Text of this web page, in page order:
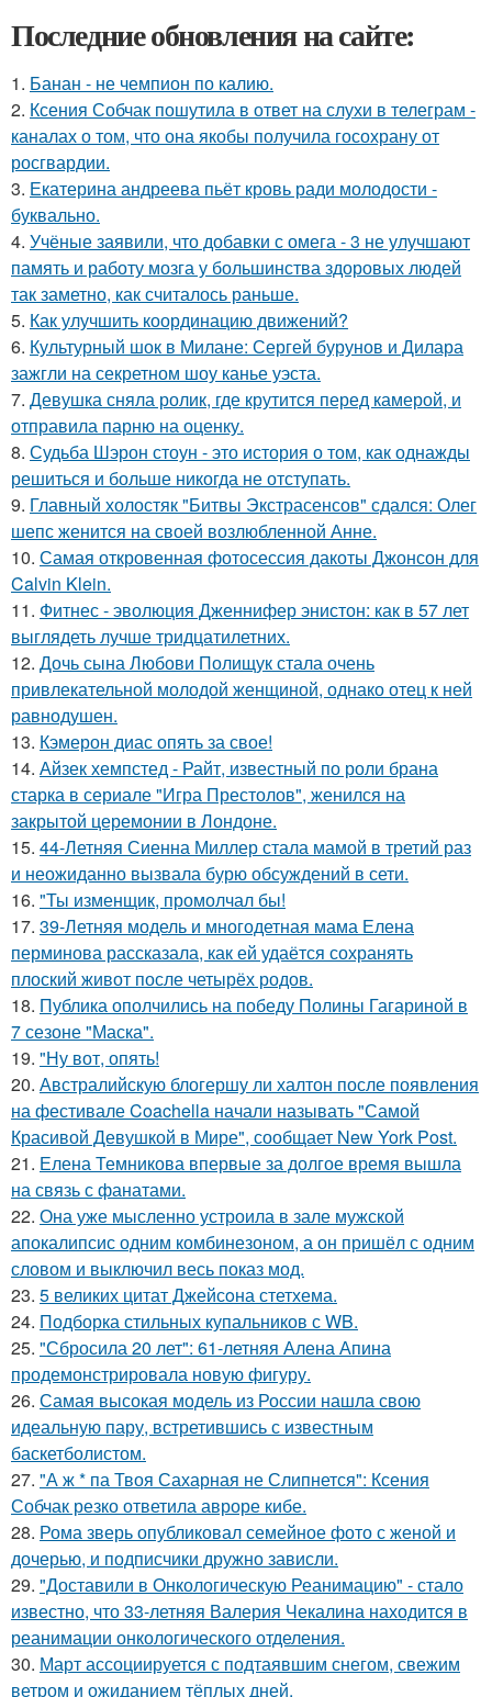
Последние обновления на сайте:
1. Банан - не чемпион по калию.
2. Ксения Собчак пошутила в ответ на слухи в телеграм -
каналах о том, что она якобы получила госохрану от
росгвардии.
3. Екатерина андреева пьёт кровь ради молодости -
буквально.
4. Учёные заявили, что добавки с омега - 3 не улучшают
память и работу мозга у большинства здоровых людей
так заметно, как считалось раньше.
5. Как улучшить координацию движений?
6. Культурный шок в Милане: Сергей бурунов и Дилара
зажгли на секретном шоу канье уэста.
7. Девушка сняла ролик, где крутится перед камерой, и
отправила парню на оценку.
8. Судьба Шэрон стоун - это история о том, как однажды
решиться и больше никогда не отступать.
9. Главный холостяк "Битвы Экстрасенсов" сдался: Олег
шепс женится на своей возлюбленной Анне.
10. Самая откровенная фотосессия дакоты Джонсон для
Calvin Klein.
11. Фитнес - эволюция Дженнифер энистон: как в 57 лет
выглядеть лучше тридцатилетних.
12. Дочь сына Любови Полищук стала очень
привлекательной молодой женщиной, однако отец к ней
равнодушен.
13. Кэмерон диас опять за свое!
14. Айзек хемпстед - Райт, известный по роли брана
старка в сериале "Игра Престолов", женился на
закрытой церемонии в Лондоне.
15. 44-Летняя Сиенна Миллер стала мамой в третий раз
и неожиданно вызвала бурю обсуждений в сети.
16. "Ты изменщик, промолчал бы!
17. 39-Летняя модель и многодетная мама Елена
перминова рассказала, как ей удаётся сохранять
плоский живот после четырёх родов.
18. Публика ополчились на победу Полины Гагариной в
7 сезоне "Маска".
19. "Ну вот, опять!
20. Австралийскую блогершу ли халтон после появления
на фестивале Coachella начали называть "Самой
Красивой Девушкой в Мире", сообщает New York Post.
21. Елена Темникова впервые за долгое время вышла
на связь с фанатами.
22. Она уже мысленно устроила в зале мужской
апокалипсис одним комбинезоном, а он пришёл с одним
словом и выключил весь показ мод.
23. 5 великих цитат Джейсoна стетхема.
24. Подборка стильных купальников с WB.
25. "Сбросила 20 лет": 61-летняя Алена Апина
продемонстрировала новую фигуру.
26. Самая высокая модель из России нашла свою
идеальную пару, встретившись с известным
баскетболистом.
27. "А ж * па Твоя Сахарная не Слипнется": Ксения
Собчак резко ответила авроре кибе.
28. Рома зверь опубликовал семейное фото с женой и
дочерью, и подписчики дружно зависли.
29. "Доставили в Онкологическую Реанимацию" - стало
известно, что 33-летняя Валерия Чекалина находится в
реанимации онкологического отделения.
30. Март ассоциируется с подтаявшим снегом, свежим
ветром и ожиданием тёплых дней.